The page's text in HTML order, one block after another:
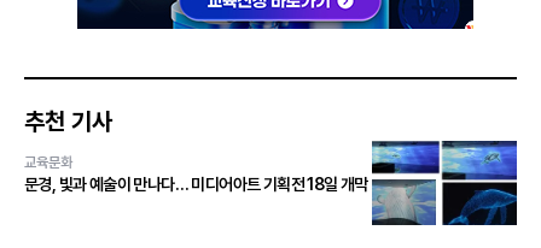
추천 기사
교육문화
문경, 빛과 예술이 만나다… 미디어아트 기획전 18일 개막